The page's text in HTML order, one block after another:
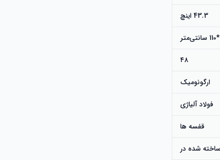
43.3 اینچ
۴۸
ارگونومیک
فولاد آلیاژی
قفسه ها
شده در